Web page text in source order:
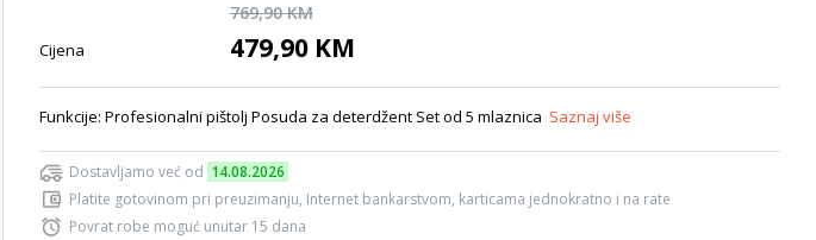
769,90 KM
Cijena 479,90 KM
Funkcije: Profesionalni pištolj Posuda za deterdžent Set od 5 mlaznica Saznaj više
Dostavljamo već od 14.08.2026
Platite gotovinom pri preuzimanju, Internet bankarstvom, karticama jednokratno i na rate
Povrat robe moguć unutar 15 dana